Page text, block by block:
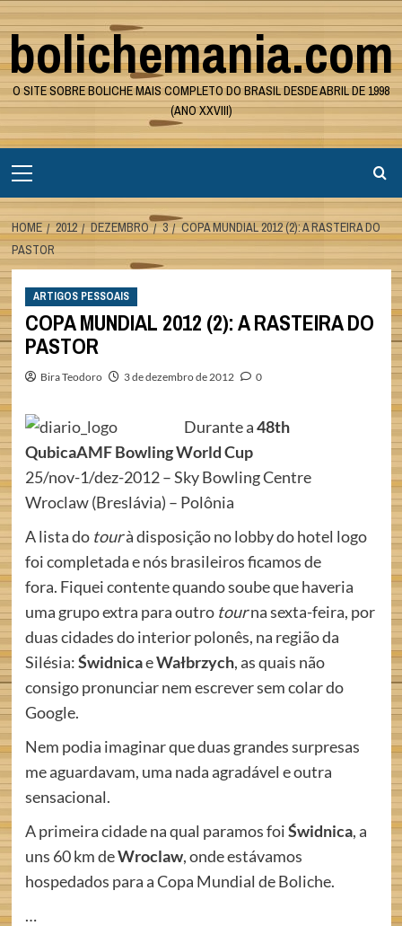
Skip
to
content
bolichemania.com
O SITE SOBRE BOLICHE MAIS COMPLETO DO BRASIL DESDE ABRIL DE 1998
(ANO XXVIII)
Menu
HOME 2012 DEZEMBRO 3
COPA MUNDIAL 2012 (2): A RASTEIRA DO
PASTOR
ARTIGOS PESSOAIS
COPA MUNDIAL 2012 (2): A RASTEIRA DO
PASTOR
Bira Teodoro 3 de dezembro de 2012 0
Durante a48th
QubicaAMF Bowling World Cup
25/nov-1/dez-2012 – Sky Bowling Centre
Wroclaw (Breslávia) – Polônia
A lista do tourà disposição no lobby do hotel logo
foi completada e nós brasileiros ficamos de
fora. Fiquei contente quando soube que haveria
uma grupo extra para outro tourna sexta-feira, por
duas cidades do interior polonês, na região da
Silésia:ŚwidnicaeWałbrzych, as quais não
consigo pronunciar nem escrever sem colar do
Google.
Nem podia imaginar que duas grandes surpresas
me aguardavam, uma nada agradável e outra
sensacional.
A primeira cidade na qual paramos foiŚwidnica, a
uns 60 km deWroclaw, onde estávamos
hospedados para a Copa Mundial de Boliche.
…